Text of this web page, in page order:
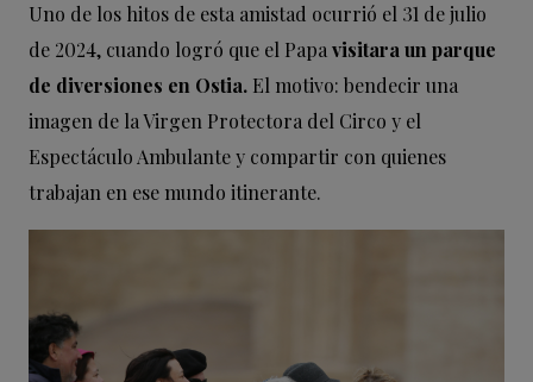
Uno de los hitos de esta amistad ocurrió el 31 de julio
de 2024, cuando logró que el Papavisitara un parque
de diversiones en Ostia. El motivo: bendecir una
imagen de la Virgen Protectora del Circo y el
Espectáculo Ambulante y compartir con quienes
trabajan en ese mundo itinerante.